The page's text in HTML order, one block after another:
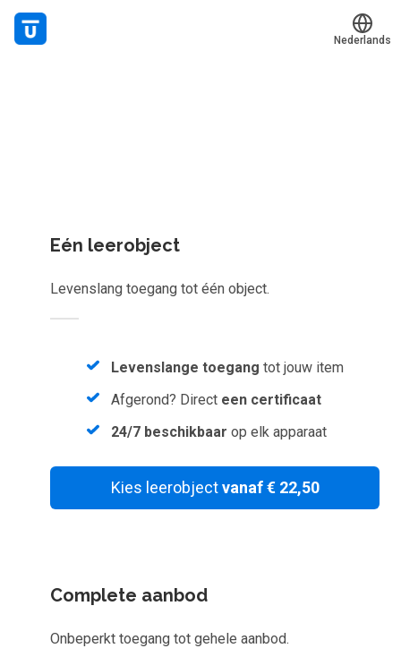
Account en hulp
Nederlands
Eén leerobject
Levenslang toegang tot één object.
Levenslange toegang tot jouw item
Afgerond? Direct een certificaat
24/7 beschikbaar op elk apparaat
Kies leerobjectvanaf € 22,50
Complete aanbod
Onbeperkt toegang tot gehele aanbod.